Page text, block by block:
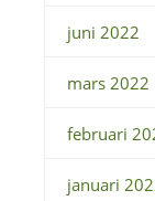
juni 2022
mars 2022
februari
januari